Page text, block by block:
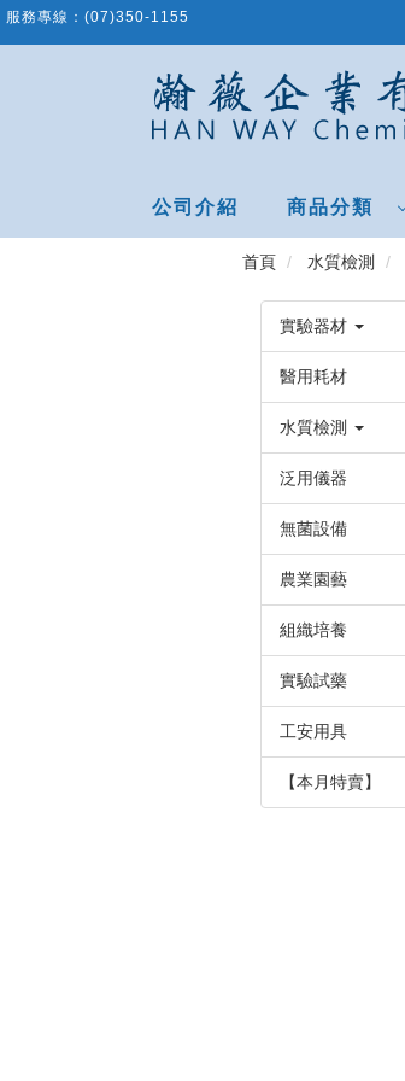
跳
到
服務專線： (07)350-1155
公司介紹 商品分類
首頁 水質檢測
實驗器材
醫用耗材
水質檢測
泛用儀器
無菌設備
農業園藝
組織培養
實驗試藥
工安用具
【本月特賣】